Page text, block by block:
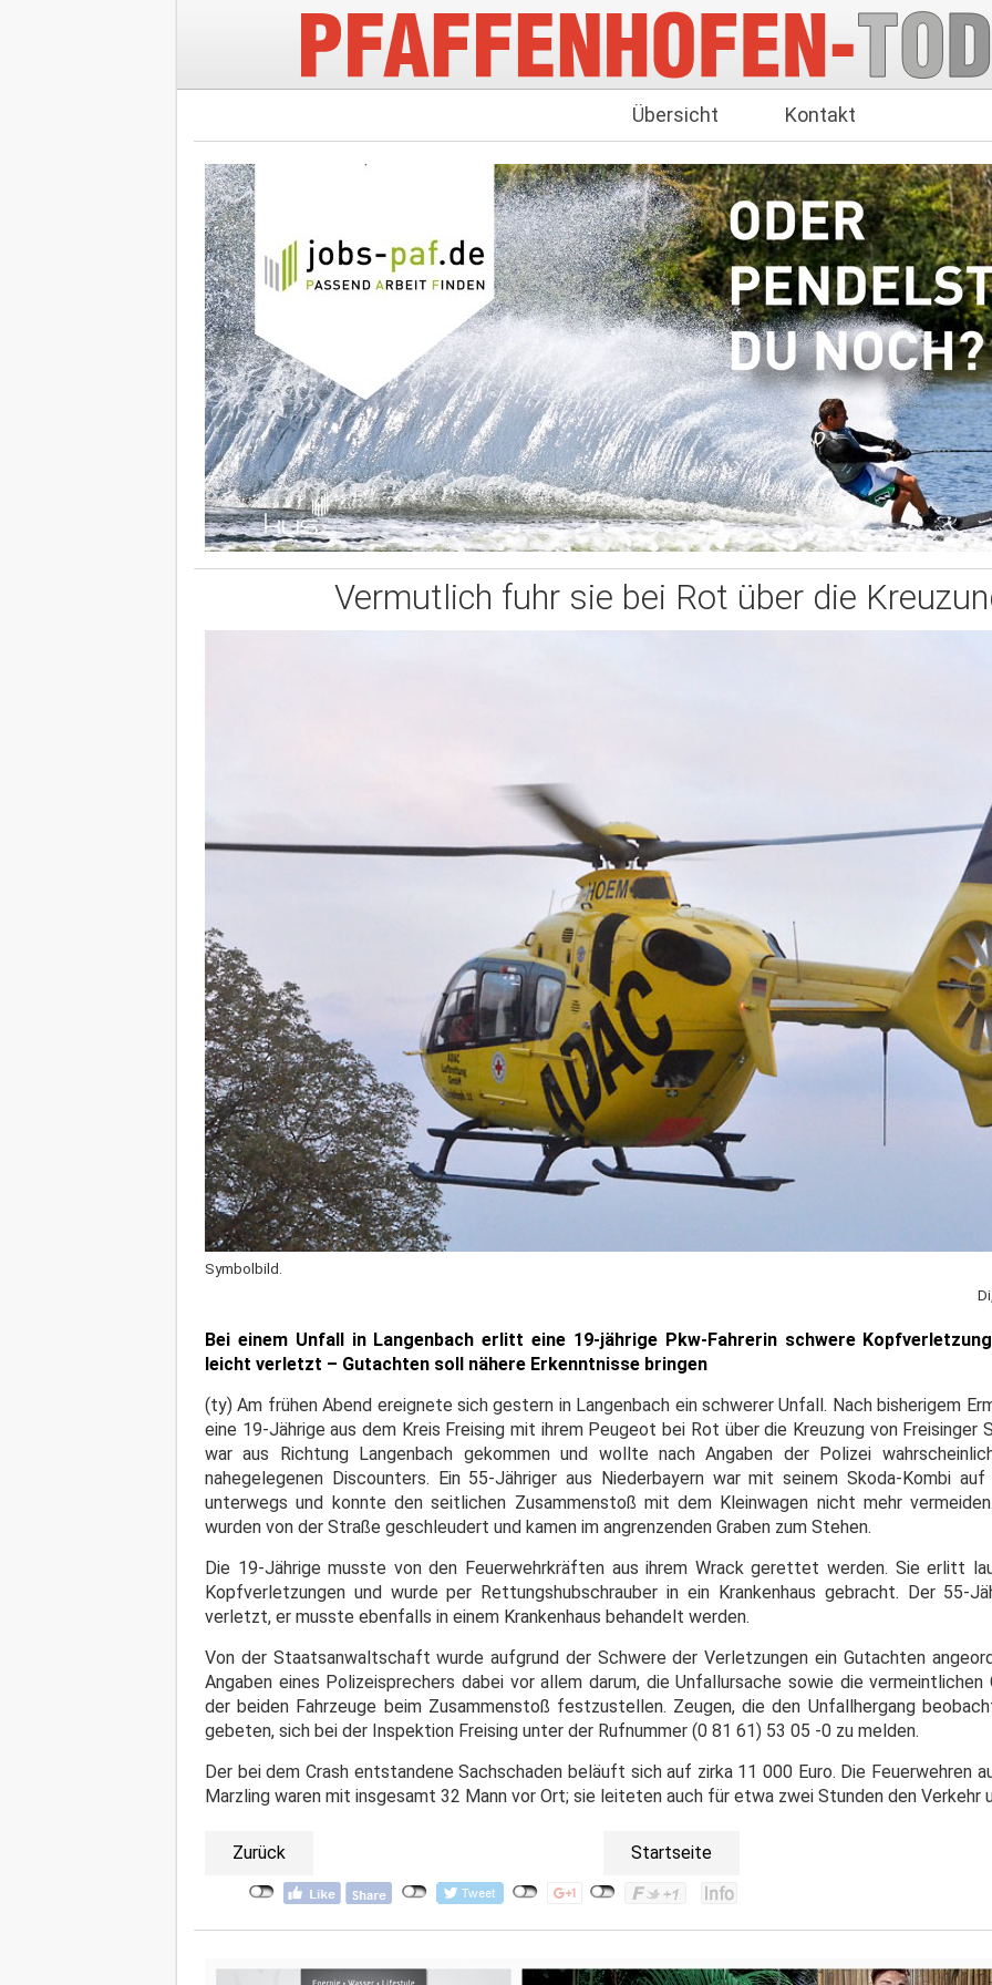
Übersicht Kontakt
Vermutlich fuhr sie bei Rot über die
Symbolbild.
Bei einem Unfall in Langenbach erlitt eine 19-jährige Pkw-Fahrerin schwere
leicht verletzt – Gutachten soll nähere Erkenntnisse bringen
(ty) Am frühen Abend ereignete sich gestern in Langenbach ein schwerer Unfall. Nach bisherigem
eine 19-Jährige aus dem Kreis Freising mit ihrem Peugeot bei Rot über die Kreuzung von Freisinger
war aus Richtung Langenbach gekommen und wollte nach Angaben der Polizei
nahegelegenen Discounters. Ein 55-Jähriger aus Niederbayern war mit seinem Skoda-Kombi
unterwegs und konnte den seitlichen Zusammenstoß mit dem Kleinwagen nicht mehr
wurden von der Straße geschleudert und kamen im angrenzenden Graben zum Stehen.
Die 19-Jährige musste von den Feuerwehrkräften aus ihrem Wrack gerettet werden. Sie erlitt
Kopfverletzungen und wurde per Rettungshubschrauber in ein Krankenhaus gebracht. Der 55-
verletzt, er musste ebenfalls in einem Krankenhaus behandelt werden.
Von der Staatsanwaltschaft wurde aufgrund der Schwere der Verletzungen ein Gutachten
Angaben eines Polizeisprechers dabei vor allem darum, die Unfallursache sowie die vermeintlichen
der beiden Fahrzeuge beim Zusammenstoß festzustellen. Zeugen, die den Unfallhergang
gebeten, sich bei der Inspektion Freising unter der Rufnummer (0 81 61) 53 05 -0 zu melden.
Der bei dem Crash entstandene Sachschaden beläuft sich auf zirka 11 000 Euro. Die Feuerwehren
Marzling waren mit insgesamt 32 Mann vor Ort; sie leiteten auch für etwa zwei Stunden den Verkehr
Zurück Startseite